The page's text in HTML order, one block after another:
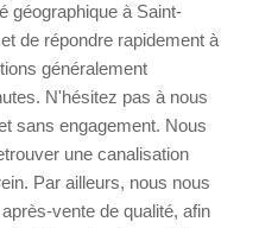
géographique à Saint-
de répondre rapidement à
généralement
N'hésitez pas à nous
sans engagement. Nous
une canalisation
Par ailleurs, nous nous
vente de qualité, afin